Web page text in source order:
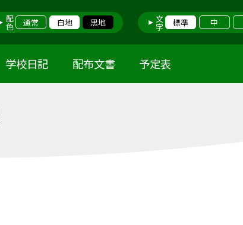
配色 通常 白地 黒地 文字 標準 中
学校日記 配布文書 予定表